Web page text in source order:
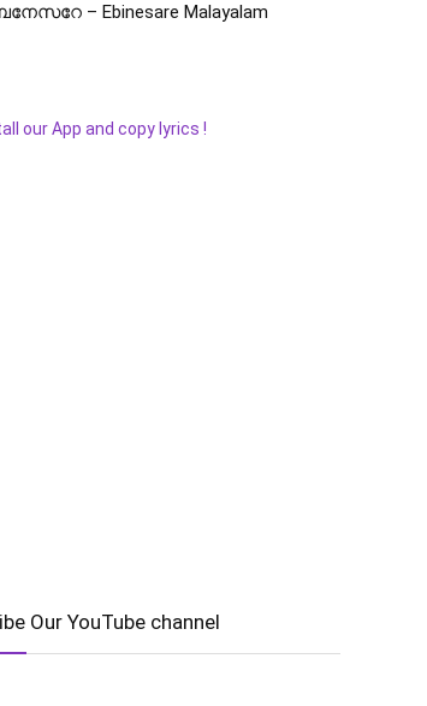
– Ebinesare Malayalam
App and copy lyrics !
Our YouTube channel